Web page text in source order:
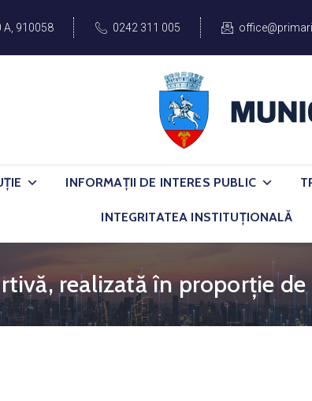
A, 910058 0242 311 005
INFORMAȚII DE INTERES PUBLIC
INTEGRITATEA INSTITUȚIONALĂ
realizată în proporție